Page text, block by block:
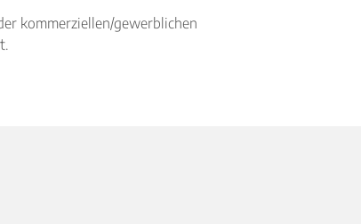
kommerziellen/gewerblichen